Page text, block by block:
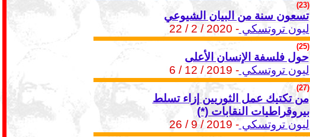
(23)
تسعون سنة من البيان الشيوعي
ليون تروتسكي- 2020 / 2 / 22
(25)
حول فلسفة الإنسان الأعلى
ليون تروتسكي- 2019 / 12 / 6
(27)
من تكتيك عمل الثوريين إزاء تسلط
بيروقراطيات النقابات (*)
ليون تروتسكي- 2019 / 9 / 26